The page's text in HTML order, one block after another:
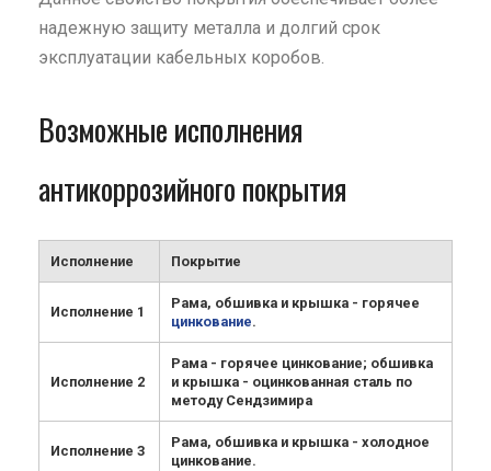
надежную защиту металла и долгий срок
эксплуатации кабельных коробов.
Возможные исполнения
антикоррозийного покрытия
Исполнение Покрытие
Исполнение 1
Рама, обшивка и крышка - горячее
цинкование.
Исполнение 2
Рама - горячее цинкование; обшивка
и крышка - оцинкованная сталь по
методу Сендзимира
Исполнение 3
Рама, обшивка и крышка - холодное
цинкование.